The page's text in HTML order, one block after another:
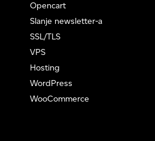
Opencart
Slanje newsletter-a
SSL/TLS
VPS
Hosting
WordPress
WooCommerce